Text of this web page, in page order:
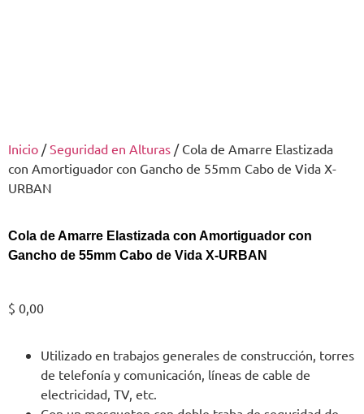
Inicio /Seguridad en Alturas / Cola de Amarre Elastizada
con Amortiguador con Gancho de 55mm Cabo de Vida X-
URBAN
Cola de Amarre Elastizada con Amortiguador con
Gancho de 55mm Cabo de Vida X-URBAN
$ 0,00
Utilizado en trabajos generales de construcción, torres
de telefonía y comunicación, líneas de cable de
electricidad, TV, etc.